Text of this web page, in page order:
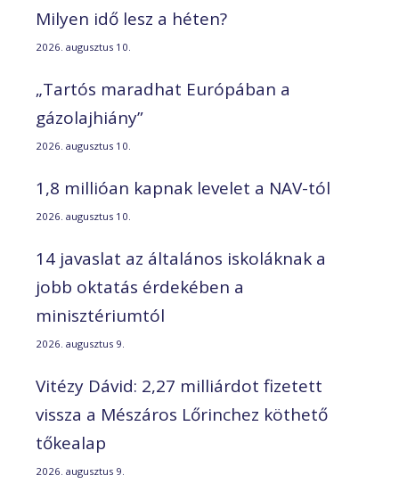
Milyen idő lesz a héten?
2026. augusztus 10.
„Tartós maradhat Európában a
gázolajhiány”
2026. augusztus 10.
1,8 millióan kapnak levelet a NAV-tól
2026. augusztus 10.
14 javaslat az általános iskoláknak a
jobb oktatás érdekében a
minisztériumtól
2026. augusztus 9.
Vitézy Dávid: 2,27 milliárdot fizetett
vissza a Mészáros Lőrinchez köthető
tőkealap
2026. augusztus 9.